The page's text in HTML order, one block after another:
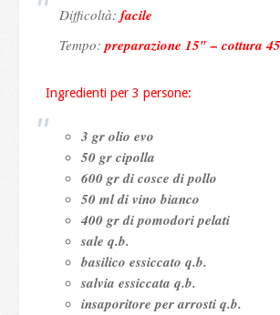
Difficoltà:facile
Tempo:preparazione 15″ – cottura
Ingredienti per 3 persone:
3 gr olio evo
50 gr cipolla
600 gr di cosce di pollo
50 ml di vino bianco
400 gr di pomodori pelati
sale q.b.
basilico essiccato q.b.
salvia essiccata q.b.
insaporitore per arrosti q.b.